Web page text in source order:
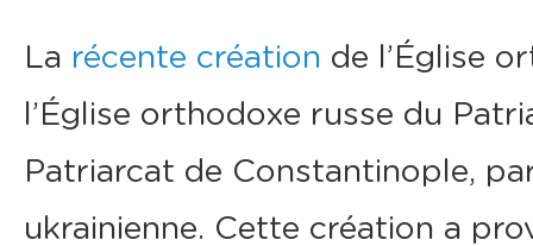
La récente création de l’Église
l’Église orthodoxe russe du
Patriarcat de Constantinople,
ukrainienne. Cette création a